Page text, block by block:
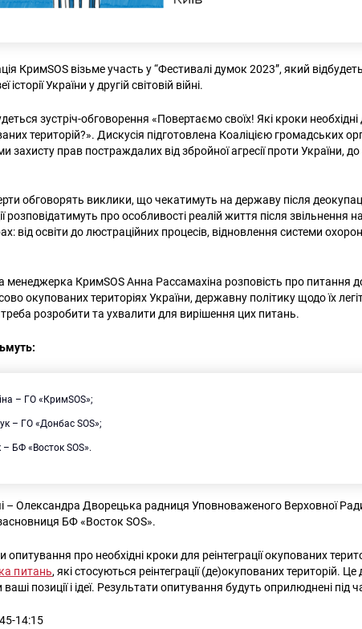
КримSOS візьме участь у “Фестивалі думок 2023”, який
України у другій світовій війні.
зустріч-обговорення «Повертаємо своїх! Які кроки необхідні
територій?». Дискусія підготовлена Коаліцією громадських
захисту прав постраждалих від збройної агресії проти України, до
обговорять виклики, що чекатимуть на державу після
розповідатимуть про особливості реалій життя після звільнення
від освіти до люстраційних процесів, відновлення системи
менеджерка КримSOS Анна Рассамахіна розповість про питання
окупованих територіях України, державну політику щодо їх
розробити та ухвалити для вирішення цих питань.
– ГО «КримSOS»;
– ГО «Донбас SOS»;
БФ «Восток SOS».
– Олександра Дворецька радниця Уповноваженого Верховної
БФ «Восток SOS».
опитування про необхідні кроки для реінтеграції окупованих
питань, які стосуються реінтеграції (де)окупованих територій.
позиції і ідеї. Результати опитування будуть оприлюднені під
14:15